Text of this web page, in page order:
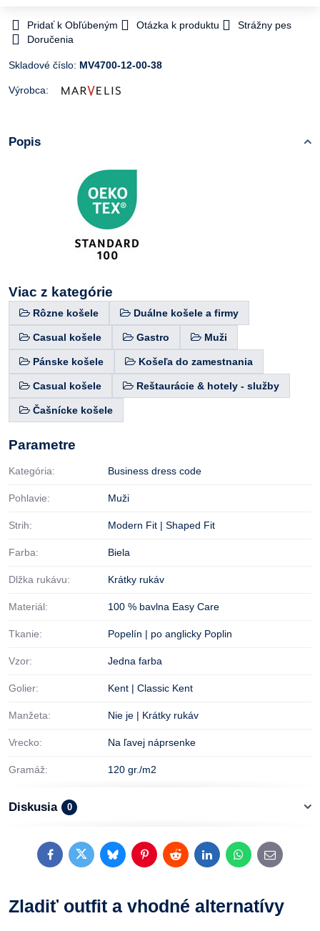
Pridať k Obľúbeným Otázka k produktu
Strážny pes
Doručenia
Skladové číslo: MV4700-12-00-38
Výrobca:
Popis
Viac z kategórie
Rôzne košele Duálne košele a firmy
Casual košele Gastro Muži
Pánske košele Košeľa do zamestnania
Casual košele Reštaurácie & hotely - služby
Čašnícke košele
Parametre
Kategória: Business dress code
Pohlavie: Muži
Strih: Modern Fit | Shaped Fit
Farba: Biela
Dlžka rukávu: Krátky rukáv
Materiál: 100 % bavlna Easy Care
Tkanie: Popelín | po anglicky Poplin
Vzor: Jedna farba
Golier: Kent | Classic Kent
Manžeta: Nie je | Krátky rukáv
Vrecko: Na ľavej náprsenke
Gramáž: 120 gr./m2
Diskusia 0
FacebookTwitterBlueskyPinterestRedditLinkedInWhatsApp
E-
mail
Zladiť outfit a vhodné alternatívy